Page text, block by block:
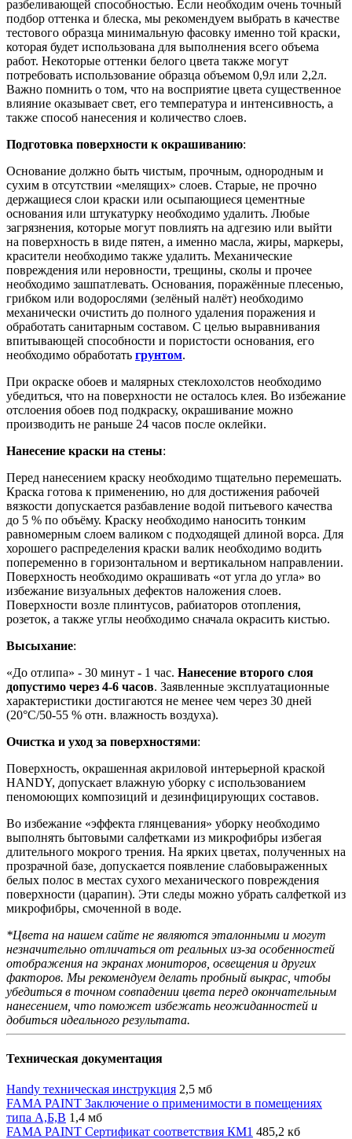
разбеливающей способностью. Если необходим очень точный
подбор оттенка и блеска, мы рекомендуем выбрать в качестве
тестового образца минимальную фасовку именно той краски,
которая будет использована для выполнения всего объема
работ. Некоторые оттенки белого цвета также могут
потребовать использование образца объемом 0,9л или 2,2л.
Важно помнить о том, что на восприятие цвета существенное
влияние оказывает свет, его температура и интенсивность, а
также способ нанесения и количество слоев.
Подготовка поверхности к окрашиванию:
Основание должно быть чистым, прочным, однородным и
сухим в отсутствии «мелящих» слоев. Старые, не прочно
держащиеся слои краски или осыпающиеся цементные
основания или штукатурку необходимо удалить. Любые
загрязнения, которые могут повлиять на адгезию или выйти
на поверхность в виде пятен, а именно масла, жиры, маркеры,
красители необходимо также удалить. Механические
повреждения или неровности, трещины, сколы и прочее
необходимо зашпатлевать. Основания, поражённые плесенью,
грибком или водорослями (зелёный налёт) необходимо
механически очистить до полного удаления поражения и
обработать санитарным составом. С целью выравнивания
впитывающей способности и пористости основания, его
необходимо обработать грунтом.
При окраске обоев и малярных стеклохолстов необходимо
убедиться, что на поверхности не осталось клея. Во избежание
отслоения обоев под подкраску, окрашивание можно
производить не раньше 24 часов после оклейки.
Нанесение краски на стены:
Перед нанесением краску необходимо тщательно перемешать.
Краска готова к применению, но для достижения рабочей
вязкости допускается разбавление водой питьевого качества
до 5 % по объёму. Краску необходимо наносить тонким
равномерным слоем валиком с подходящей длиной ворса. Для
хорошего распределения краски валик необходимо водить
попеременно в горизонтальном и вертикальном направлении.
Поверхность необходимо окрашивать «от угла до угла» во
избежание визуальных дефектов наложения слоев.
Поверхности возле плинтусов, рабиаторов отопления,
розеток, а также углы необходимо сначала окрасить кистью.
Высыхание:
«До отлипа» - 30 минут - 1 час. Нанесение второго слоя
допустимо через 4-6 часов. Заявленные эксплуатационные
характеристики достигаются не менее чем через 30 дней
(20°C/50-55 % отн. влажность воздуха).
Очистка и уход за поверхностями:
Поверхность, окрашенная акриловой интерьерной краской
HANDY, допускает влажную уборку с использованием
пеномоющих композиций и дезинфицирующих составов.
Во избежание «эффекта глянцевания» уборку необходимо
выполнять бытовыми салфетками из микрофибры избегая
длительного мокрого трения. На ярких цветах, полученных на
прозрачной базе, допускается появление слабовыраженных
белых полос в местах сухого механического повреждения
поверхности (царапин). Эти следы можно убрать салфеткой из
микрофибры, смоченной в воде.
*Цвета на нашем сайте не являются эталонными и могут
незначительно отличаться от реальных из-за особенностей
отображения на экранах мониторов, освещения и других
факторов. Мы рекомендуем делать пробный выкрас, чтобы
убедиться в точном совпадении цвета перед окончательным
нанесением, что поможет избежать неожиданностей и
добиться идеального результата.
Техническая документация
Handy техническая инструкция 2,5 мб
FAMA PAINT Заключение о применимости в помещениях
типа А,Б,В 1,4 мб
FAMA PAINT Сертификат соответствия КМ1 485,2 кб